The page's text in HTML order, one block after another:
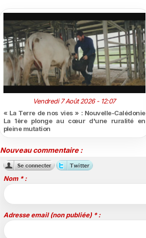
Vendredi 7 Août 2026 - 12:07
« La Terre de nos vies » : Nouvelle-Calédonie
La 1ère plonge au cœur d'une ruralité en
pleine mutation
Nouveau commentaire :
Nom * :
Adresse email (non publiée) * :